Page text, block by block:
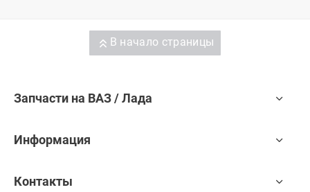
В начало страницы
Запчасти на ВАЗ / Лада
Информация
Контакты